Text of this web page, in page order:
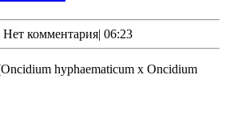
Chichis
Нет комментария| 06:23